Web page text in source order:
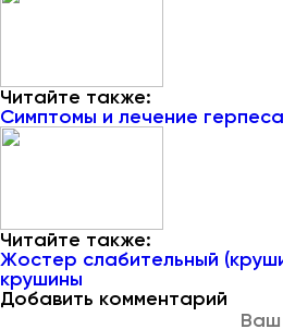
Читайте также:
Симптомы и лечение
Читайте также:
Жостер слабительный
крушины
Добавить комментарий